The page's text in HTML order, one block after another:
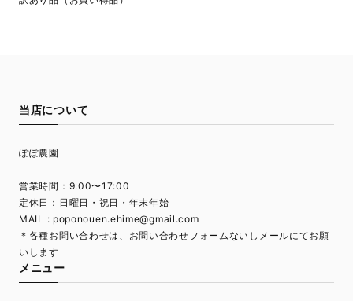
当店について
ぽぽ農園
営業時間：9:00〜17:00
定休日：日曜日・祝日・年末年始
MAIL : poponouen.ehime@gmail.com
＊各種お問い合わせは、お問い合わせフォームないしメールにてお願
いします
メニュー